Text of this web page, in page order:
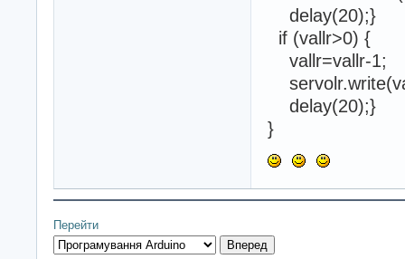
delay(20);}
if (vallr>0) {
vallr=vallr-1;
delay(20);}
}
Перейти